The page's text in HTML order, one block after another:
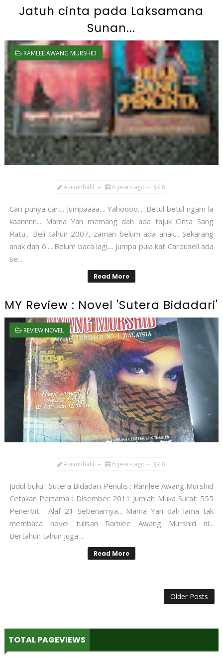
Jatuh cinta pada Laksamana
Sunan...
RAMLEE AWANG MURSHID
AzianKhalil 6 years ago 8
Cari punya cari... Jumpaaaa.... Yahoooo.... Betul betul ngam la
kaannnn... Mama Yan memang dah ada tajuk Cinta Sang
Ratu... Beli tahun 2007, zaman belum ada anak... Sekarang
anak dah 6.... Belum baca lagi.... Jumpa pula kat Carousell ada
se...
Read More
MY Review : Novel 'Sutera Bidadari'
REVIEW NOVEL
AzianKhalil 6 years ago 8
Judul buku : Sutera Bidadari Penulis : Ramlee Awang Murshid
Cetakan Pertama : Disember 2011 Jumlah Muka Surat: 555
Penerbit : Alaf 21 Sebenarnya... Mama Yan dah lama tak
membaca novel tulisan Ramlee Awang Murshid ni...
Bertahun tahun juga ...
Read More
Older Posts
TOTAL PAGEVIEWS